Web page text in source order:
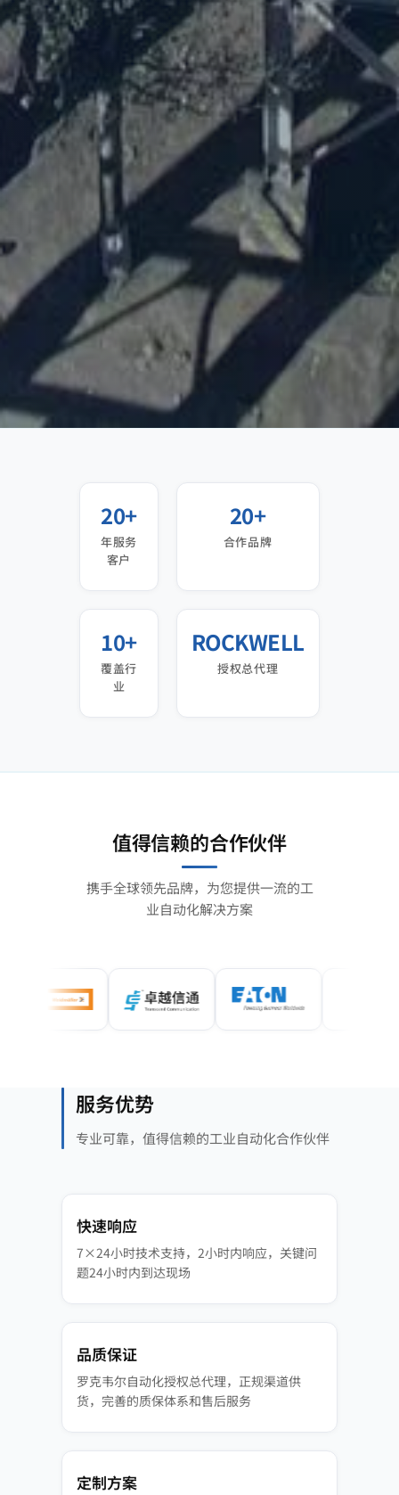
20+
年服务
客户
20+
合作品牌
10+
覆盖行
业
ROCKWELL
授权总代理
值得信赖的合作伙伴
携手全球领先品牌，为您提供一流的工
业自动化解决方案
服务优势
专业可靠，值得信赖的工业自动化合作伙伴
快速响应
7×24小时技术支持，2小时内响应，关键问
题24小时内到达现场
品质保证
罗克韦尔自动化授权总代理，正规渠道供
货，完善的质保体系和售后服务
定制方案